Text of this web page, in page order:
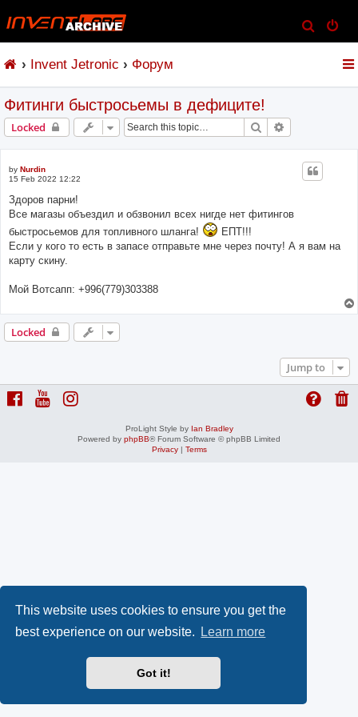
This website uses cookies to ensure you get the
best experience on our website.
Learn more
Got it!
e
Invent Jetronic Форум
Фитинги быстросьемы в дефиците!
Locked Search
by Nurdin
15 Feb 2022 12:22
Здоров парни!
Все магазы объездил и обзвонил всех нигде нет фитингов
быстросьемов для топливного шланга!
ЕПТ!!!
Если у кого то есть в запасе отправьте мне через почту! А я вам на
карту скину.
Мой Вотсапп: +996(779)303388
Locked
Jump to
ProLight Style by Ian Bradley
Powered by phpBB® Forum Software © phpBB Limited
Privacy| Terms